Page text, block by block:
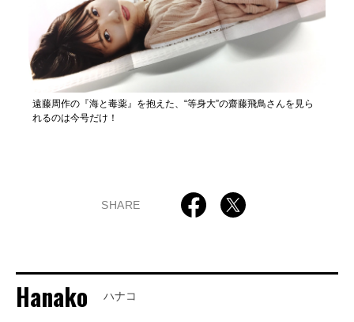
遠藤周作の『海と毒薬』を抱えた、“等身大”の齋藤飛鳥さんを見ら
れるのは今号だけ！
SHARE
Hanako ハナコ